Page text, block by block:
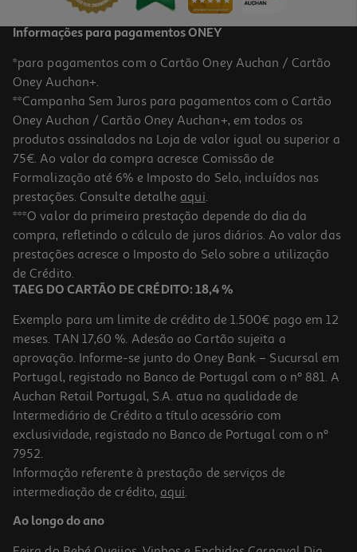
Informações para pagamentos ONEY
*para pagamentos com o Cartão Oney Auchan / Cartão
Oney Auchan+.
**Campanha Sem Juros para pagamentos com o Cartão
Oney Auchan / Cartão Oney Auchan+, em todos os
produtos assinalados na Loja de valor igual ou superior a
75€. Ao valor da compra acresce Comissão de
Formalização até 6% e Imposto do Selo, incluídos nas
prestações. Consulte detalhe aqui.
***O valor da primeira prestação depende do dia da
compra, refletindo o cálculo de juros diários. Ao valor das
prestações acresce o Imposto do Selo sobre a utilização
de Crédito.
TAEG DO CARTÃO DE CRÉDITO: 18,4 %
Exemplo para um limite de crédito de 1.500€ pago em 12
meses. TAN 17,60 %. Adesão ao Cartão sujeita a
aprovação. Informe-se junto do Oney Bank – Sucursal em
Portugal, registado no Banco de Portugal com o nº 881. A
Auchan Retail Portugal, S.A. atua na qualidade de
Intermediário de Crédito a título acessório com
exclusividade, registado no Banco de Portugal com o nº
7952.
Informação referente à prestação de serviços de
intermediação de crédito, aqui.
Ao longo do ano